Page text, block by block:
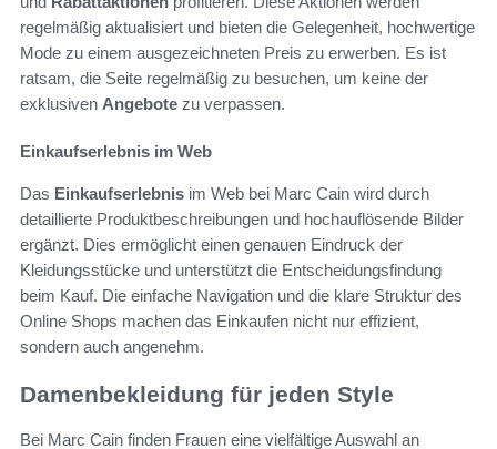
regelmäßig aktualisiert und bieten die Gelegenheit, hochwertige
Mode zu einem ausgezeichneten Preis zu erwerben. Es ist
ratsam, die Seite regelmäßig zu besuchen, um keine der
exklusiven Angebote zu verpassen.
Einkaufserlebnis im Web
Das Einkaufserlebnis im Web bei Marc Cain wird durch
detaillierte Produktbeschreibungen und hochauflösende Bilder
ergänzt. Dies ermöglicht einen genauen Eindruck der
Kleidungsstücke und unterstützt die Entscheidungsfindung
beim Kauf. Die einfache Navigation und die klare Struktur des
Online Shops machen das Einkaufen nicht nur effizient,
sondern auch angenehm.
Damenbekleidung für jeden Style
Bei Marc Cain finden Frauen eine vielfältige Auswahl an